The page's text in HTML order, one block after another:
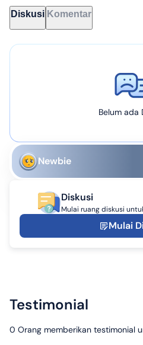
Diskusi Komentar
Belum ada
Newbie
Diskusi
Mulai ruang diskusi
Mulai
Testimonial
0 Orang memberikan testimonial